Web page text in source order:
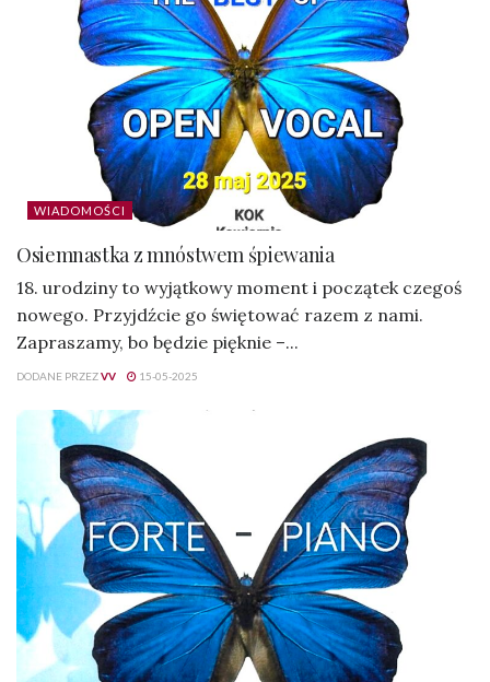
WIADOMOŚCI
Osiemnastka z mnóstwem śpiewania
18. urodziny to wyjątkowy moment i początek czegoś
nowego. Przyjdźcie go świętować razem z nami.
Zapraszamy, bo będzie pięknie –...
DODANE PRZEZVV 15-05-2025